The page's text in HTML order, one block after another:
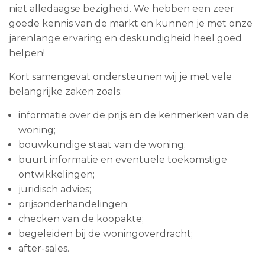
niet alledaagse bezigheid. We hebben een zeer
goede kennis van de markt en kunnen je met onze
jarenlange ervaring en deskundigheid heel goed
helpen!
Kort samengevat ondersteunen wij je met vele
belangrijke zaken zoals:
informatie over de prijs en de kenmerken van de
woning;
bouwkundige staat van de woning;
buurt informatie en eventuele toekomstige
ontwikkelingen;
juridisch advies;
prijsonderhandelingen;
checken van de koopakte;
begeleiden bij de woningoverdracht;
after-sales.